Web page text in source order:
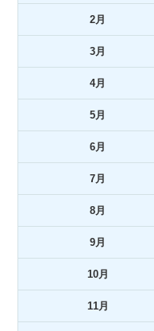
2月
3月
4月
5月
6月
7月
8月
9月
10月
11月